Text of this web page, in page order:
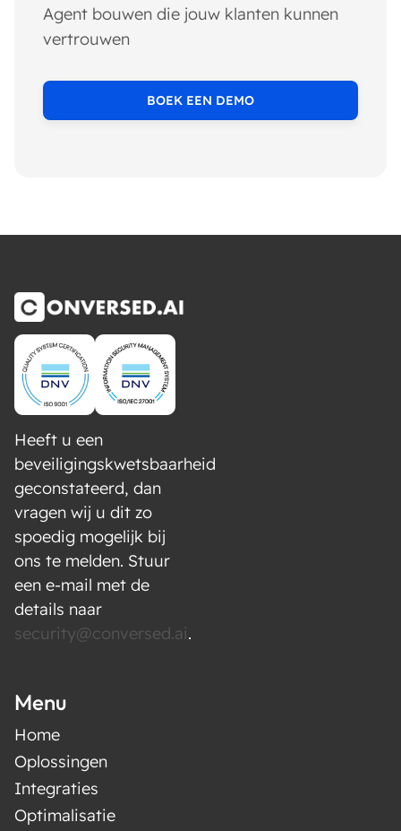
Agent bouwen die jouw klanten kunnen
vertrouwen
BOEK EEN DEMO
Heeft u een
beveiligingskwetsbaarheid
geconstateerd, dan
vragen wij u dit zo
spoedig mogelijk bij
ons te melden. Stuur
een e-mail met de
details naar
security@conversed.ai.
Menu
Home
Oplossingen
Integraties
Optimalisatie